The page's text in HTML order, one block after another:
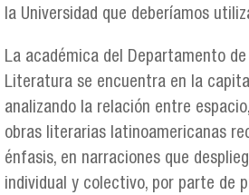
la Universidad que deberíamos
La académica del Departamento
Literatura se encuentra en la
analizando la relación entre
obras literarias latinoamericanas
énfasis, en narraciones que
individual y colectivo, por parte de